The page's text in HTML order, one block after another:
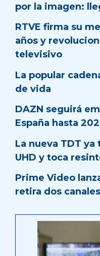
por la imagen:
RTVE firma su
años y
televisivo
La popular
de vida
DAZN seguirá
España hasta
La nueva TDT ya
UHD y toca
Prime Video
retira dos